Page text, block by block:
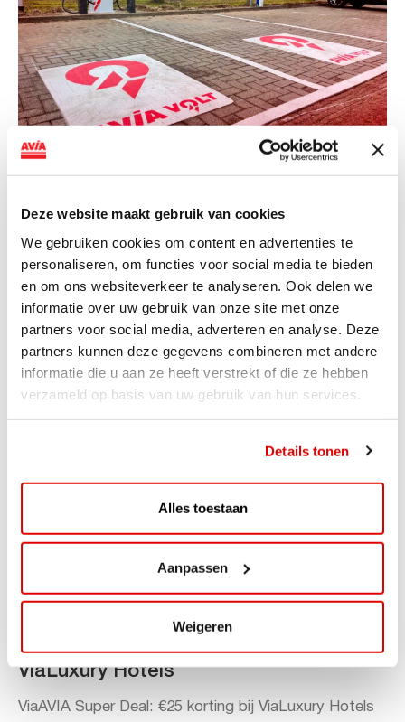
Deze website maakt gebruik van cookies
We gebruiken cookies om content en advertenties te
personaliseren, om functies voor social media te bieden
en om ons websiteverkeer te analyseren. Ook delen we
informatie over uw gebruik van onze site met onze
partners voor social media, adverteren en analyse. Deze
partners kunnen deze gegevens combineren met andere
informatie die u aan ze heeft verstrekt of die ze hebben
verzameld op basis van uw gebruik van hun services.
Details tonen
Alles toestaan
Aanpassen
Weigeren
NIEUWS
landelijke uitrol van DC-
snellaadinfrastructuur
AVIA VOLT en Fletcher Hotels starten landelijke uitrol
Lees verder
ViaAVIA Super Deal: 20% korting bij
ViaLuxury Hotels
ViaAVIA Super Deal: €25 korting bij ViaLuxury Hotels